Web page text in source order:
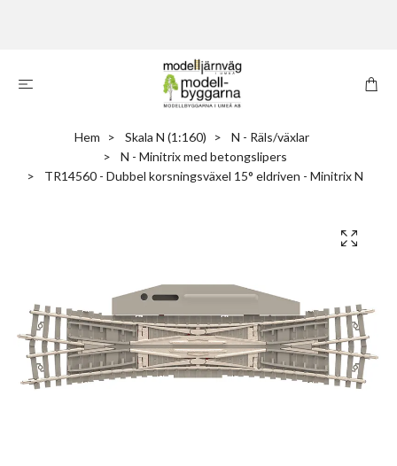
Hem Skala N (1:160)
N - Räls/växlar
N - Minitrix med betongslipers
TR14560 - Dubbel korsningsväxel 15° eldriven - Minitrix N